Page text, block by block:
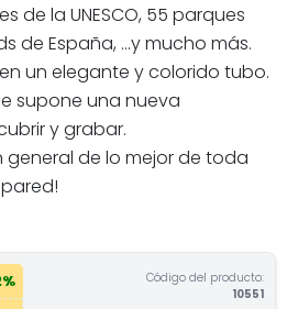
de la UNESCO, 55 parques
de España, ...y mucho más.
un elegante y colorido tubo.
supone una nueva
y grabar.
de lo mejor de toda
Código del producto:
10551